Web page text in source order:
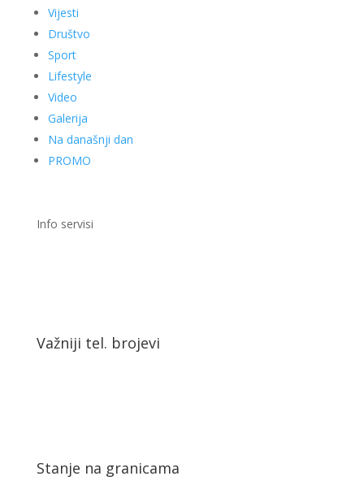
Vijesti
Društvo
Sport
Lifestyle
Video
Galerija
Na današnji dan
PROMO
Info servisi
Važniji tel. brojevi
Stanje na granicama